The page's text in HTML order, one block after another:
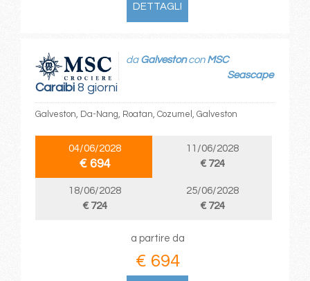
DETTAGLI
Caraibi8 giorni
da Galvestoncon MSC
Seascape
Galveston, Da-Nang, Roatan, Cozumel, Galveston
04/06/2028
€ 694
11/06/2028
€ 724
18/06/2028
€ 724
25/06/2028
€ 724
a partire da
€ 694